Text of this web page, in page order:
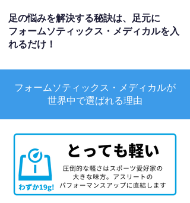
足の悩みを解決する秘訣は、足元に
フォームソティックス・メディカルを入
れるだけ！
フォームソティックス・メディカルが
世界中で選ばれる理由